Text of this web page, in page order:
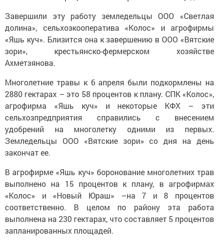
Завершили эту работу земледельцы ООО «Светлая
долина», сельхозкооператива «Колос» и агрофирмы
«Яшь куч». Близится она к завершению в ООО «Вятские
зори», крестьянско-фермерском хозяйстве
Ахметзянова.
Многолетние травы к 6 апреля были подкормлены на
2880 гектарах – это 58 процентов к плану. СПК «Колос»,
агрофирма «Яшь куч» и некоторые КФХ – эти
сельхозпредприятия справились с внесением
удобрений на многолетку одними из первых.
Земледельцы ООО «Вятские зори» со дня на день
закончат ее.
В агрофирме «Яшь куч» боронование многолетних трав
выполнено на 15 процентов к плану, в агрофирмах
«Колос» и «Новый Юраш» –на 7 и 8 процентов
соответственно. В целом по району эта работа
выполнена на 230 гектарах, что составляет 5 процентов
запланированных площадей.